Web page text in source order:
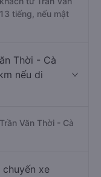
tiếng, nếu mật
Thời - Cà
nếu di
Văn Thời - Cà
xe